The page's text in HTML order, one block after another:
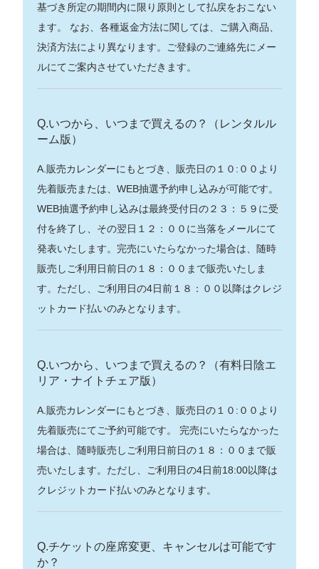
基づき所定の期間内に限り原則として払戻をおこない
ます。 なお、各種返金方法に関しては、ご購入商品、
決済方法により異なります。ご登録のご連絡先にメー
ルにてご案内させていただきます。
Q.いつから、いつまで買えるの？（レンタルル
ーム版）
A.販売カレンダーにもとづき、販売日の１０:００より
先着販売または、WEB抽選予約申し込みが可能です。
WEB抽選予約申し込みは最終受付日の２３：５９に受
付を終了し、その翌日１２：００に当落をメールにて
発表いたします。完売にいたらなかった場合は、随時
販売しご利用日前日の１８：００まで販売いたしま
す。ただし、ご利用日の4日前１８：００以降はクレジ
ットカード払いのみとなります。
Q.いつから、いつまで買えるの？（有料日陰エ
リア・ナイトチェア版）
A.販売カレンダーにもとづき、販売日の１０:００より
先着販売にてご予約可能です。 完売にいたらなかった
場合は、随時販売しご利用日前日の１８：００まで販
売いたします。ただし、ご利用日の4日前18:00以降は
クレジットカード払いのみとなります。
Q.チケットの座席変更、キャンセルは可能です
か？